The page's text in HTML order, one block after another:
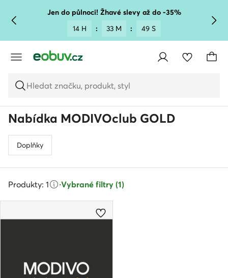
PŘEJÍT NA HLAVNÍ OBSAH
PŘEJÍT NA VYHLEDÁVÁNÍ
Jen do půlnoci! Žhavé slevy až do -35%
14 H
: 33 M : 49 S
Hledat značku, produkt, styl
Nabídka MODIVOclub GOLD
Doplňky
Produkty: 1 ·Vybrané filtry (1)